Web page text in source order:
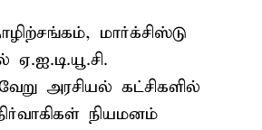
மார்க்சிஸ்டு
அரசியல் கட்சிகளில்
நியமனம்